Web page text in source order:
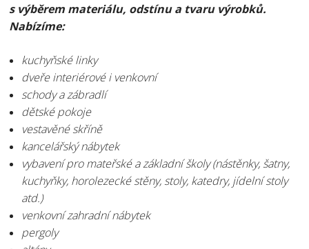
s výběrem materiálu, odstínu a tvaru výrobků.
Nabízíme:
kuchyňské linky
dveře interiérové i venkovní
schody a zábradlí
dětské pokoje
vestavěné skříně
kancelářský nábytek
vybavení pro mateřské a základní školy (nástěnky, šatny,
kuchyňky, horolezecké stěny, stoly, katedry, jídelní stoly
atd.)
venkovní zahradní nábytek
pergoly